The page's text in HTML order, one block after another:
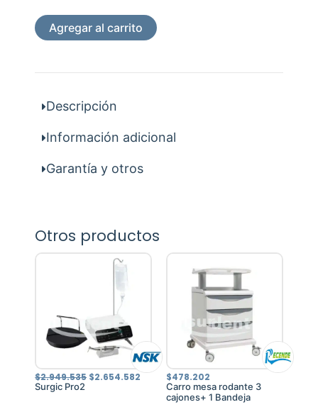
Advantage
C/Cable
Agregar al carrito
Descripción
Información adicional
Garantía y otros
Otros productos
$2.949.535 El
precio
$2.654.582 El
precio
actual
Surgic Pro2
$478.202
Carro mesa rodante 3
cajones+ 1 Bandeja